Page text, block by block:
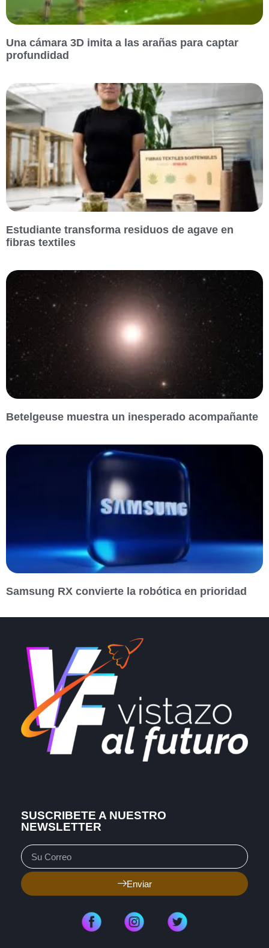
Una cámara 3D imita a las arañas para captar
profundidad
Estudiante transforma residuos de agave en
fibras textiles
Betelgeuse muestra un inesperado acompañante
Samsung RX convierte la robótica en prioridad
SUSCRIBETE A NUESTRO
NEWSLETTER
Enviar